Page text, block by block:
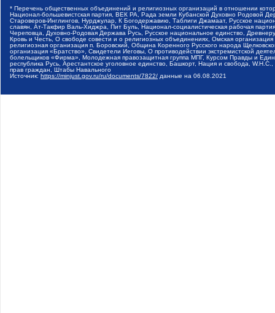
* Перечень общественных объединений и религиозных организаций в отношении
Национал-большевистская партия, ВЕК РА, Рада земли Кубанской Духовно Родовой
Староверов-Инглингов, Нурджулар, К Богодержавию, Таблиги Джамаат, Русское
славян, Ат-Такфир Валь-Хиджра, Пит Буль, Национал-социалистическая рабочая
Череповца, Духовно-Родовая Держава Русь, Русское национальное единство,
Кровь и Честь, О свободе совести и о религиозных объединениях, Омская
религиозная организация п. Боровский, Община Коренного Русского народа
организация «Братство», Свидетели Иеговы, О противодействии экстремистской
болельщиков «Фирма», Молодежная правозащитная группа МПГ, Курсом Правды и
республика Русь, Арестантское уголовное единство, Башкорт, Нация и свобода,
прав граждан, Штабы Навального
Источник: https://minjust.gov.ru/ru/documents/7822/ данные на 06.08.2021